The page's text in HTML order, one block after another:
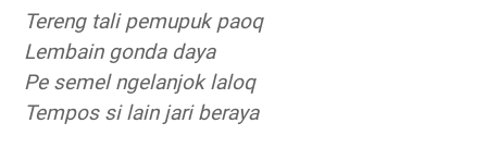
Tereng tali pemupuk paoq
Lembain gonda daya
Pe semel ngelanjok laloq
Tempos si lain jari beraya